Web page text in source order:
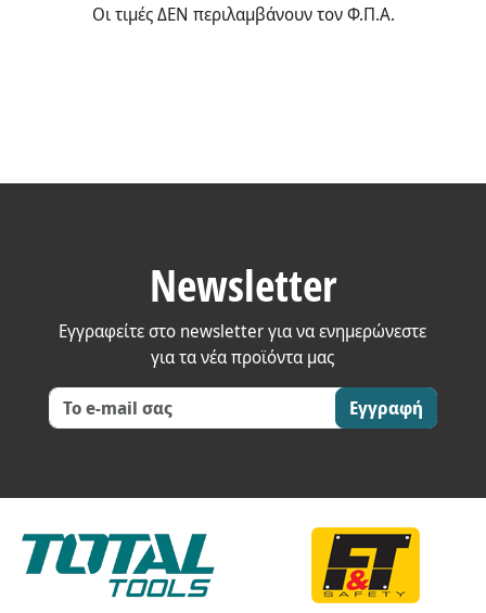
Οι τιμές ΔΕΝ περιλαμβάνουν τον Φ.Π.Α.
Newsletter
Εγγραφείτε στο newsletter για να ενημερώνεστε
για τα νέα προϊόντα μας
Εγγραφή